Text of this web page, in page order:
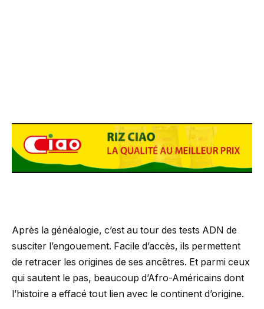
Après la généalogie, c’est au tour des tests ADN de
susciter l’engouement. Facile d’accès, ils permettent
de retracer les origines de ses ancêtres. Et parmi ceux
qui sautent le pas, beaucoup d’Afro-Américains dont
l’histoire a effacé tout lien avec le continent d’origine.